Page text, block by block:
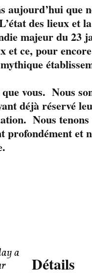
a
Détails
aujourd’hui
lieux et la
majeur du 23
et ce, pour
vous. Nous
déjà réservé
Nous
profondément et